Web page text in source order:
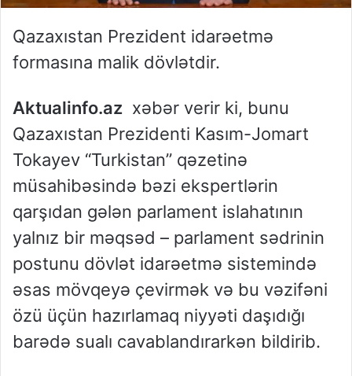
Qazaxıstan Prezident idarəetmə
formasına malik dövlətdir.
Aktualinfo.az xəbər verir ki, bunu
Qazaxıstan Prezidenti Kasım-Jomart
Tokayev “Turkistan” qəzetinə
müsahibəsində bəzi ekspertlərin
qarşıdan gələn parlament islahatının
yalnız bir məqsəd – parlament sədrinin
postunu dövlət idarəetmə sistemində
əsas mövqeyə çevirmək və bu vəzifəni
özü üçün hazırlamaq niyyəti daşıdığı
barədə sualı cavablandırarkən bildirib.